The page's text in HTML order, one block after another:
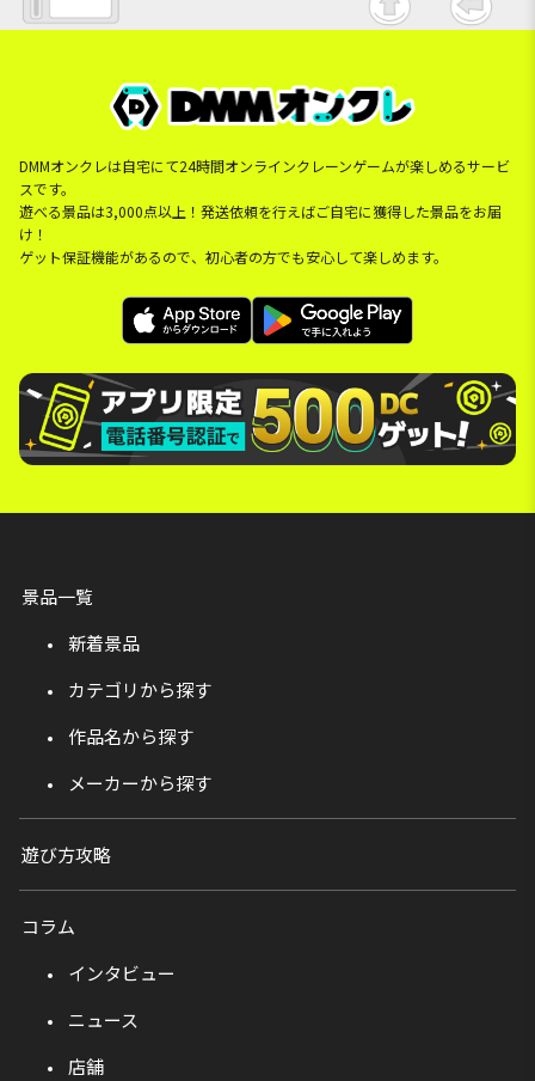
DMMオンクレは自宅にて24時間オンラインクレーンゲームが楽しめるサービ
スです。
遊べる景品は3,000点以上！発送依頼を行えばご自宅に獲得した景品をお届
け！
ゲット保証機能があるので、初心者の方でも安心して楽しめます。
景品一覧
新着景品
カテゴリから探す
作品名から探す
メーカーから探す
遊び方攻略
コラム
インタビュー
ニュース
店舗